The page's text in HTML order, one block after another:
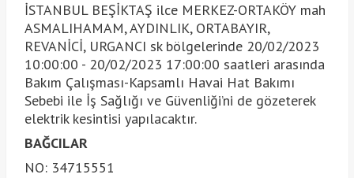
İSTANBUL BEŞİKTAŞ ilce MERKEZ-ORTAKÖY mah
ASMALIHAMAM, AYDINLIK, ORTABAYIR,
REVANİCİ, URGANCI sk bölgelerinde 20/02/2023
10:00:00 - 20/02/2023 17:00:00 saatleri arasında
Bakım Çalışması-Kapsamlı Havai Hat Bakımı
Sebebi ile İş Sağlığı ve Güvenliği’ni de gözeterek
elektrik kesintisi yapılacaktır.
BAĞCILAR
NO: 34715551